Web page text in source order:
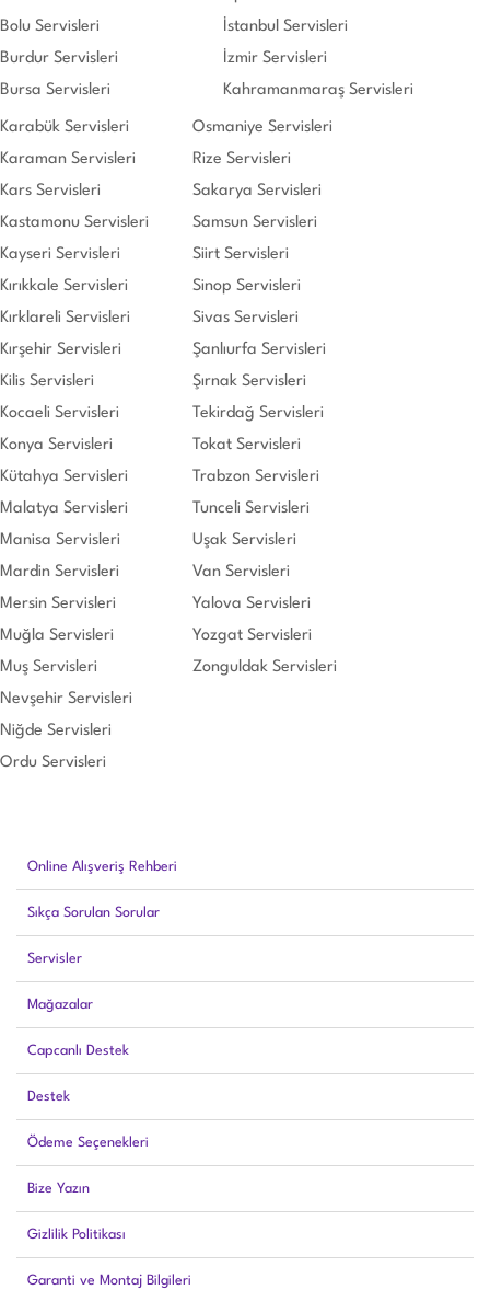
Online Alışveriş Rehberi
Sıkça Sorulan Sorular
Servisler
Mağazalar
Capcanlı Destek
Destek
Ödeme Seçenekleri
Bize Yazın
Gizlilik Politikası
Garanti ve Montaj Bilgileri
Bolu Servisleri
Burdur Servisleri
Bursa Servisleri
İstanbul Servisleri
İzmir Servisleri
Kahramanmaraş Servisleri
Karabük Servisleri
Karaman Servisleri
Kars Servisleri
Kastamonu Servisleri
Kayseri Servisleri
Kırıkkale Servisleri
Kırklareli Servisleri
Kırşehir Servisleri
Kilis Servisleri
Kocaeli Servisleri
Konya Servisleri
Kütahya Servisleri
Malatya Servisleri
Manisa Servisleri
Mardin Servisleri
Mersin Servisleri
Muğla Servisleri
Muş Servisleri
Nevşehir Servisleri
Niğde Servisleri
Ordu Servisleri
Osmaniye Servisleri
Rize Servisleri
Sakarya Servisleri
Samsun Servisleri
Siirt Servisleri
Sinop Servisleri
Sivas Servisleri
Şanlıurfa Servisleri
Şırnak Servisleri
Tekirdağ Servisleri
Tokat Servisleri
Trabzon Servisleri
Tunceli Servisleri
Uşak Servisleri
Van Servisleri
Yalova Servisleri
Yozgat Servisleri
Zonguldak Servisleri